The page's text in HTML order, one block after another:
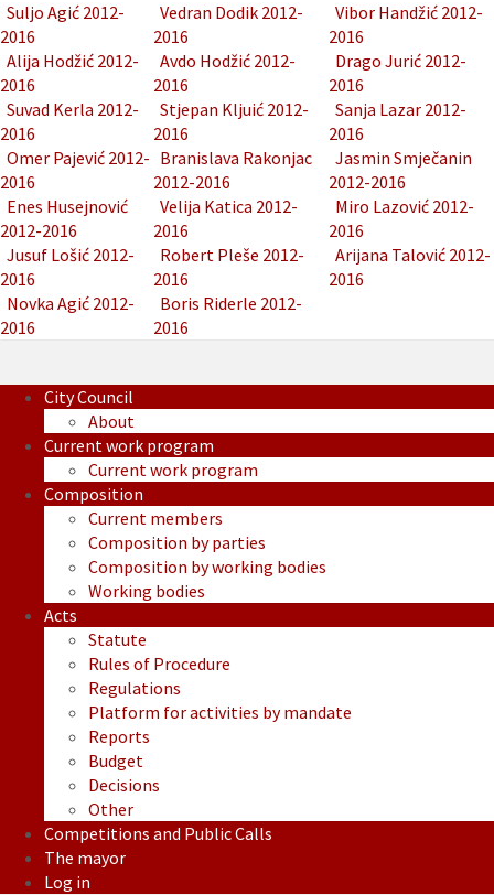
Suljo Agić 2012-
2016
Vedran Dodik 2012-
2016
Vibor Handžić 2012-
2016
Alija Hodžić 2012-
2016
Avdo Hodžić 2012-
2016
Drago Jurić 2012-
2016
Suvad Kerla 2012-
2016
Stjepan Kljuić 2012-
2016
Sanja Lazar 2012-
2016
Omer Pajević 2012-
2016
Branislava Rakonjac
2012-2016
Jasmin Smječanin
2012-2016
Enes Husejnović
2012-2016
Velija Katica 2012-
2016
Miro Lazović 2012-
2016
Jusuf Lošić 2012-
2016
Robert Pleše 2012-
2016
Arijana Talović 2012-
2016
Novka Agić 2012-
2016
Boris Riderle 2012-
2016
City Council
About
Current work program
Current work program
Composition
Current members
Composition by parties
Composition by working bodies
Working bodies
Acts
Statute
Rules of Procedure
Regulations
Platform for activities by mandate
Reports
Budget
Decisions
Other
Competitions and Public Calls
The mayor
Log in